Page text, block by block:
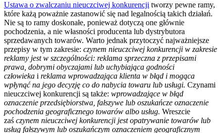
Ustawa o zwalczaniu nieuczciwej konkurencji tworzy pewne ramy,
które każą poważnie zastanowić się nad legalnością takich działań.
Nie są to ramy doskonałe, ponieważ dotyczą one głównie
pochodzenia, a nie własności producenta lub dystrybutora
sprzedawanych towarów. Warto jednak przytoczyć najważniejsze
przepisy w tym zakresie: czynem nieuczciwej konkurencji w zakresie
reklamy jest w szczególności: reklama sprzeczna z przepisami
prawa, dobrymi obyczajami lub uchybiająca godności
człowieka i reklama wprowadzająca klienta w błąd i mogąca
wpłynąć na jego decyzję co do nabycia towaru lub usługi. Czynami
nieuczciwej konkurencji są także: wprowadzające w błąd
oznaczenie przedsiębiorstwa, fałszywe lub oszukańcze oznaczenie
pochodzenia geograficznego towarów albo usług. Wreszcie
zaś czynem nieuczciwej konkurencji jest opatrywanie towarów lub
usług fałszywym lub oszukańczym oznaczeniem geograficznym